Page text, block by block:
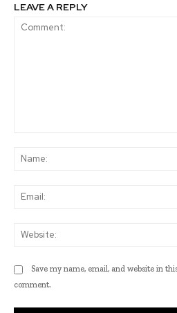
LEAVE A REPLY
Save my name, email, and website in
comment.